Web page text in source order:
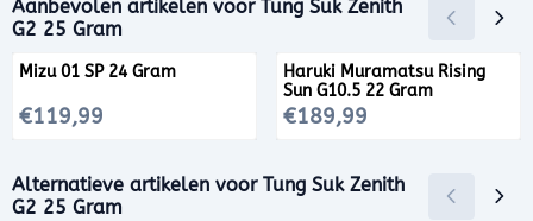
Aanbevolen artikelen voor Tung Suk Zenith
G2 25 Gram
Mizu 01 SP 24 Gram
Prijs: 119,99
€119,99
Haruki Muramatsu Rising
Sun G10.5 22 Gram
Prijs: 189,99
€189,99
Alternatieve artikelen voor Tung Suk Zenith
G2 25 Gram